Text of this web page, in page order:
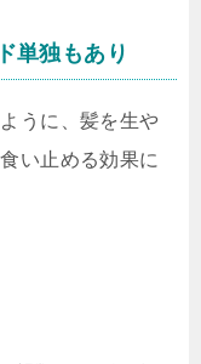
単独もあり
うに、髪を生や
い止める効果に